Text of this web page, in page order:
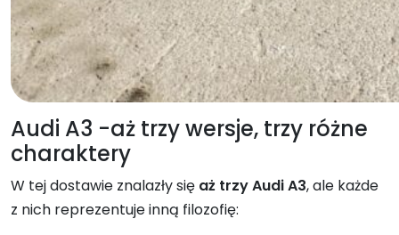
Audi A3 -aż trzy wersje, trzy różne
charaktery
W tej dostawie znalazły się aż trzy Audi A3, ale każde
z nich reprezentuje inną filozofię: